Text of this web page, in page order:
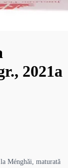
2021a
Ménghǎi, maturată